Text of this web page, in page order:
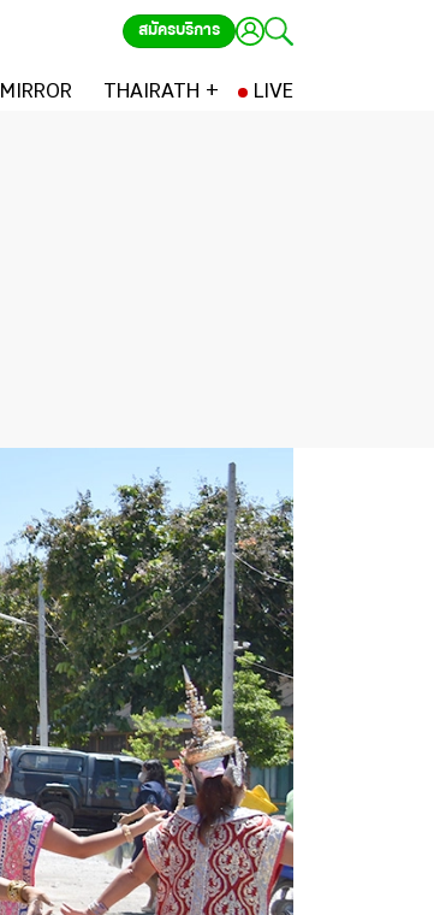
สมัครบริการ
MIRROR THAIRATH + LIVE